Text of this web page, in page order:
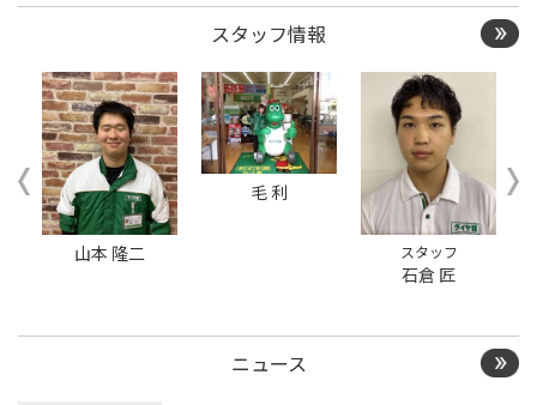
約
クローク契約会員専用タ
イヤ履き替え※タイヤ履
き替えを希望のクローク
契約会員の方はこちらを
選択ください
本日のタイヤ履き替え順
番待ち予約 ※クローク契
約会員の方はご利用いた
だけません
スタッフ情報
山本 隆二
毛 利
スタッフ
石倉 匠
ニュース